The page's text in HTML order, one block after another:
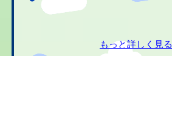
もっと詳しく見る